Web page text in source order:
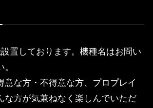
置しております。機種名はお問い
意な方・不得意な方、プロプレイ
な方が気兼ねなく楽しんでいただ